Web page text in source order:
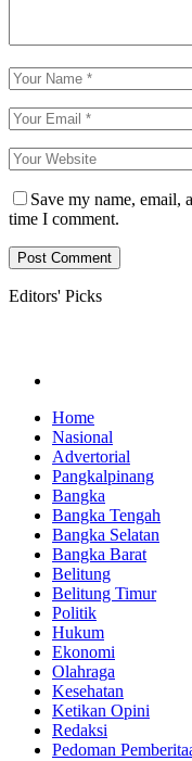
Save my name, email,
time I comment.
Editors' Picks
Home
Nasional
Advertorial
Pangkalpinang
Bangka
Bangka Tengah
Bangka Selatan
Bangka Barat
Belitung
Belitung Timur
Politik
Hukum
Ekonomi
Olahraga
Kesehatan
Ketikan Opini
Redaksi
Pedoman